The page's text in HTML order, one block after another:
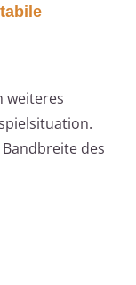
weiteres
des